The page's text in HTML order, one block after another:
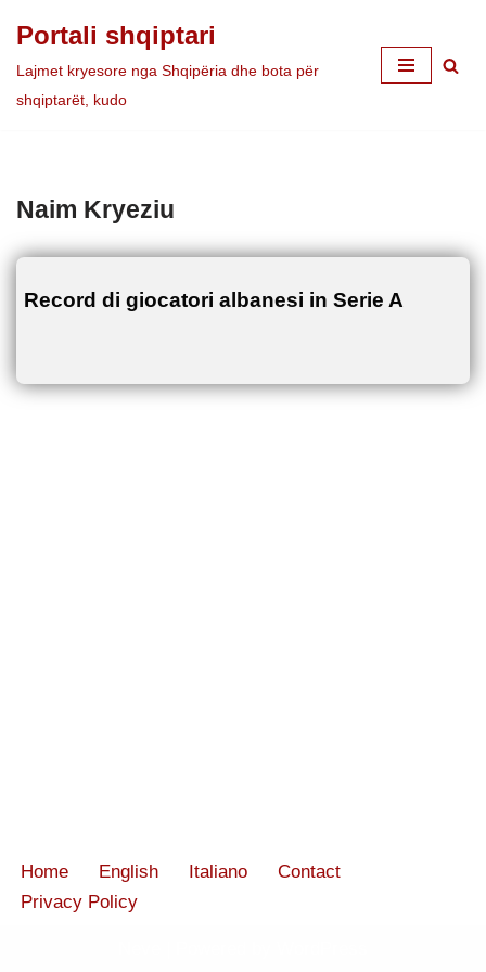
Skip
to
Portali shqiptari
Lajmet kryesore nga Shqipëria dhe bota për
shqiptarët, kudo
Naim Kryeziu
Record di giocatori albanesi in Serie A
Home English Italiano
Contact
Privacy Policy